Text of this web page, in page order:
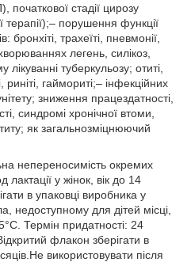
стадії цирозу
терапії);– порушення функції
трахеїті, пневмонії,
легень, силікоз,
туберкульозу; отиті,
риніті, гаймориті;– інфекційних
зниження працездатності,
синдромі хронічної втоми,
як загальнозміцнюючий
непереносимість окремих
лактації у жінок, вік до 14
в упаковці виробника у
недоступному для дітей місці,
Термін придатності: 24
флакон зберігати в
використовувати після